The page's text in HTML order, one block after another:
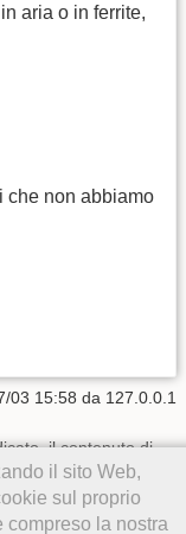
aria o in ferrite,
che non abbiamo
il sito Web,
sul proprio
compreso la nostra
03 15:58 da 127.0.0.1
il contenuto di
CC Attribution-